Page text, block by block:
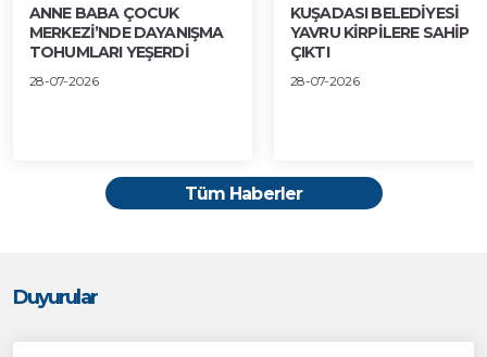
ANNE BABA ÇOCUK
MERKEZİ’NDE DAYANIŞMA
TOHUMLARI YEŞERDİ
28-07-2026
KUŞADASI BELEDİYESİ
YAVRU KİRPİLERE SAHİP
ÇIKTI
28-07-2026
Tüm Haberler
Duyurular